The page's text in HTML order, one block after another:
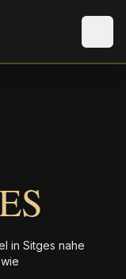
in Sitges nahe